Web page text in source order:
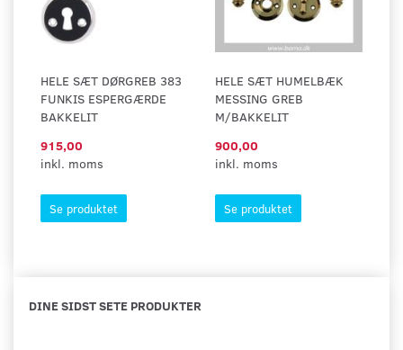
HELE SÆT DØRGREB 383
FUNKIS ESPERGÆRDE
BAKKELIT
915,00
inkl. moms
Se produktet
HELE SÆT HUMELBÆK
MESSING GREB
M/BAKKELIT
900,00
inkl. moms
Se produktet
DINE SIDST SETE PRODUKTER